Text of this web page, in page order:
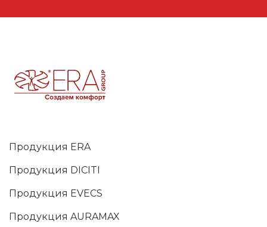
Продукция ERA
Продукция DICITI
Продукция EVECS
Продукция AURAMAX